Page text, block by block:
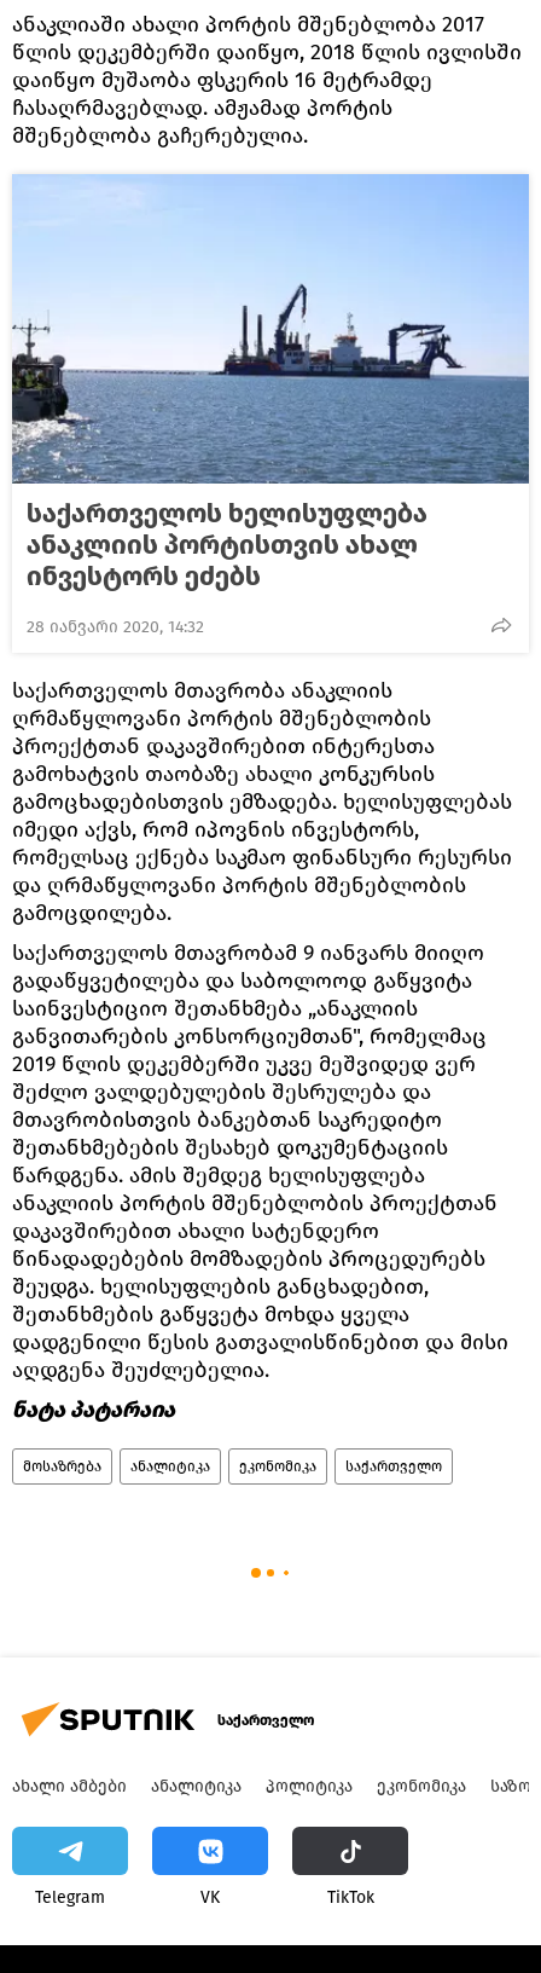
ანაკლიაში ახალი პორტის მშენებლობა 2017
წლის დეკემბერში დაიწყო, 2018 წლის ივლისში
დაიწყო მუშაობა ფსკერის 16 მეტრამდე
ჩასაღრმავებლად. ამჟამად პორტის
მშენებლობა გაჩერებულია.
საქართველოს ხელისუფლება
ანაკლიის პორტისთვის ახალ
ინვესტორს ეძებს
28 იანვარი 2020, 14:32
საქართველოს მთავრობა ანაკლიის
ღრმაწყლოვანი პორტის მშენებლობის
პროექტთან დაკავშირებით ინტერესთა
გამოხატვის თაობაზე ახალი კონკურსის
გამოცხადებისთვის ემზადება. ხელისუფლებას
იმედი აქვს, რომ იპოვნის ინვესტორს,
რომელსაც ექნება საკმაო ფინანსური რესურსი
და ღრმაწყლოვანი პორტის მშენებლობის
გამოცდილება.
საქართველოს მთავრობამ 9 იანვარს მიიღო
გადაწყვეტილება და საბოლოოდ გაწყვიტა
საინვესტიციო შეთანხმება „ანაკლიის
განვითარების კონსორციუმთან", რომელმაც
2019 წლის დეკემბერში უკვე მეშვიდედ ვერ
შეძლო ვალდებულების შესრულება და
მთავრობისთვის ბანკებთან საკრედიტო
შეთანხმებების შესახებ დოკუმენტაციის
წარდგენა. ამის შემდეგ ხელისუფლება
ანაკლიის პორტის მშენებლობის პროექტთან
დაკავშირებით ახალი სატენდერო
წინადადებების მომზადების პროცედურებს
შეუდგა. ხელისუფლების განცხადებით,
შეთანხმების გაწყვეტა მოხდა ყველა
დადგენილი წესის გათვალისწინებით და მისი
აღდგენა შეუძლებელია.
ნატა პატარაია
მოსაზრება ანალიტიკა ეკონომიკა საქართველო
საქართველო
ᲐᲮᲐᲚᲘ ᲐᲛᲑᲔᲑᲘ ᲐᲜᲐᲚᲘᲢᲘᲙᲐ ᲞᲝᲚᲘᲢᲘᲙᲐ ᲔᲙᲝᲜᲝᲛᲘᲙᲐ
Telegram VK ТikТоk